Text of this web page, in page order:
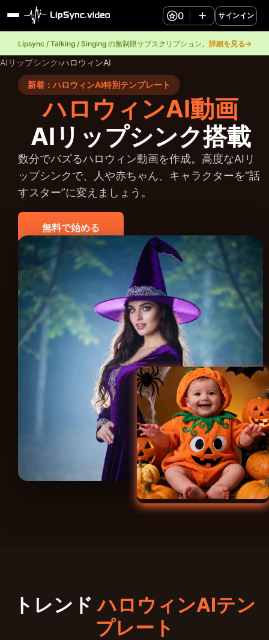
Lipsync / Talking / Singing の無制限サブスクリプション。 詳細を見る→
0 サインイン
AIリップシンク›ハロウィンAI
新着：ハロウィンAI特別テンプレート
ハロウィンAI動画
AIリップシンク搭載
数分でバズるハロウィン動画を作成。高度なAIリ
ップシンクで、人や赤ちゃん、キャラクターを“話
すスター”に変えましょう。
無料で始める
トレンドハロウィンAIテン
プレート